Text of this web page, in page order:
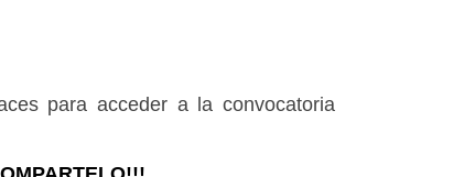
para acceder a la convocatoria